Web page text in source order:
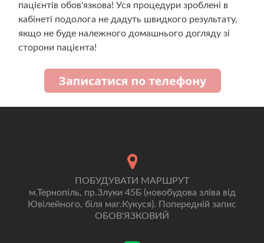
пацієнтів обов'язкова! Уся процедури зроблені в
кабінеті подолога не дадуть швидкого результату,
якщо не буде належного домашнього догляду зі
сторони пацієнта!
ПОБУДУВАТИ МАРШРУТ
м.Тернопіль, пр.Злуки 45Б (новобудова зліва від
Ювілейного, біля маг.Кукуся). Попередній запис
ОБОВ'ЯЗКОВИЙ